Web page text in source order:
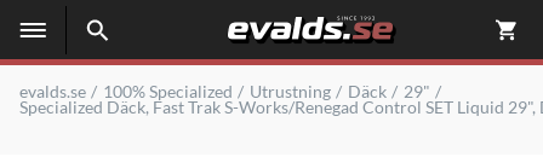
evalds.se 100% Specialized Utrustning Däck
29"
Specialized Däck, Fast Trak S-Works/Renegad Control SET Liquid